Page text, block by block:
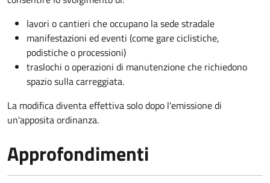
lavori o cantieri che occupano la sede stradale
manifestazioni ed eventi (come gare ciclistiche,
podistiche o processioni)
traslochi o operazioni di manutenzione che richiedono
spazio sulla carreggiata.
La modifica diventa effettiva solo dopo l'emissione di
un'apposita ordinanza.
Approfondimenti